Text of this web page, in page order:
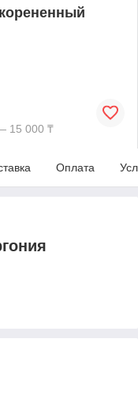
15 000 ₸
Оплата